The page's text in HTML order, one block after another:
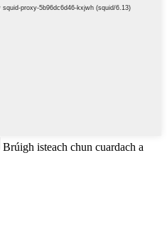
Brúigh isteach chun cuardach a